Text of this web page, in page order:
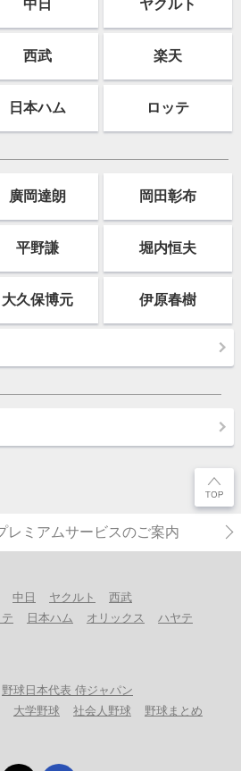
西武 楽天
日本ハム ロッテ
廣岡達朗 岡田彰布
平野謙 堀内恒夫
大久保博元 伊原春樹
レミアムサービスのご案内
中日 ヤクルト
西武
日本ハム オリックス
ハヤテ
野球日本代表 侍ジャパン
大学野球 社会人野球 野球まとめ